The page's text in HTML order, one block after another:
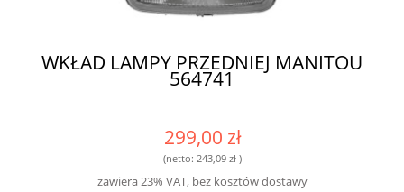
WKŁAD LAMPY PRZEDNIEJ MANITOU
564741
299,00 zł
(netto: 243,09 zł)
zawiera 23% VAT, bez kosztów dostawy